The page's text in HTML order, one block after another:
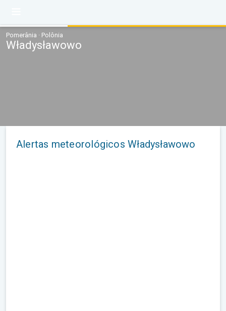
Pomerânia · Polônia
Władysławowo
Alertas meteorológicos Władysławowo